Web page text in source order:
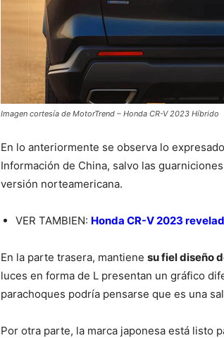
Imagen cortesía de MotorTrend – Honda CR-V 2023 Híbrido
En lo anteriormente se observa lo
Información de China, salvo las
versión norteamericana.
VER TAMBIEN: Honda CR-V 2023
En la parte trasera, mantiene su fiel diseño
luces en forma de L presentan un gráfico
parachoques podría pensarse que es una
Por otra parte, la marca japonesa está listo